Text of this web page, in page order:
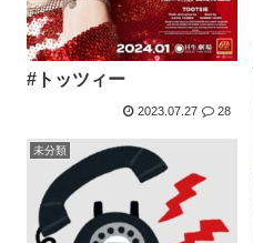
#トッツィー
2023.07.27 28
未分類